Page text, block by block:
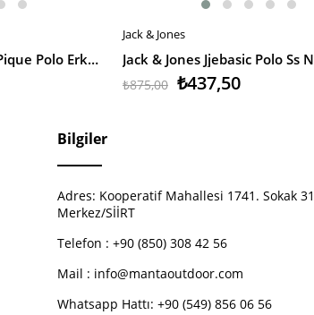
Columbia Havercamp Pique Polo Erkek T-Shirt
SEPETE EKLE
Jack & Jones
₺437,50
₺875,00
Bilgiler
Adres: Kooperatif Mahallesi 1741. Sokak
Merkez/SİİRT
Telefon : +90 (850) 308 42 56
Mail : info@mantaoutdoor.com
Whatsapp Hattı: +90 (549) 856 06 56